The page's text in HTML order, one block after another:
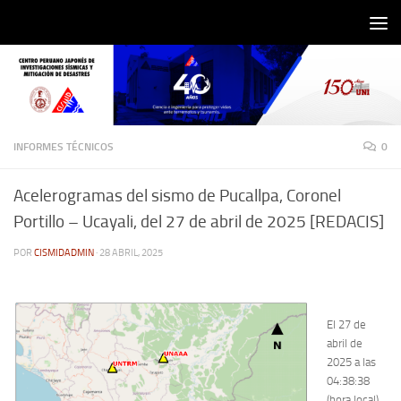
INFORMES TÉCNICOS 0
Acelerogramas del sismo de Pucallpa, Coronel
Portillo – Ucayali, del 27 de abril de 2025 [REDACIS]
POR CISMIDADMIN · 28 ABRIL, 2025
El 27 de
abril de
2025 a las
04:38:38